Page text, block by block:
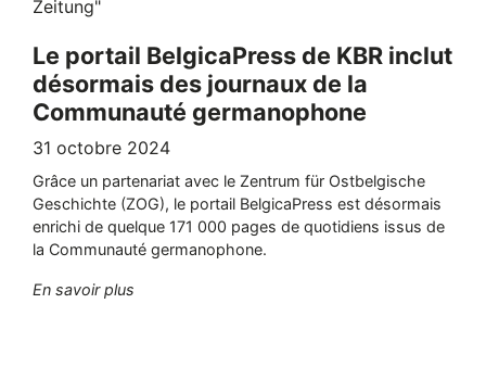
Le portail BelgicaPress de KBR inclut
désormais des journaux de la
Communauté germanophone
31 octobre 2024
Grâce un partenariat avec le Zentrum für Ostbelgische
Geschichte (ZOG), le portail BelgicaPress est désormais
enrichi de quelque 171 000 pages de quotidiens issus de
la Communauté germanophone.
En savoir plus